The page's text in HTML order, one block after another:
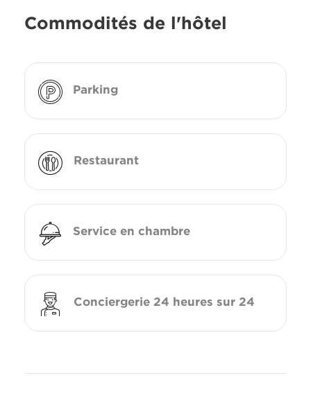
Commodités de l'hôtel
Parking
Restaurant
Service en chambre
Conciergerie 24 heures sur 24